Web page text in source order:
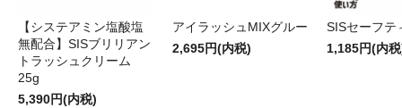
【システアミン塩酸塩
無配合】SISブリリアン
トラッシュクリーム
25g
5,390円(内税)
アイラッシュMIXグルー
2,695円(内税)
SISセーフテ
1,185円(内